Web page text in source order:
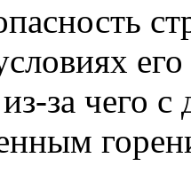
за чего с